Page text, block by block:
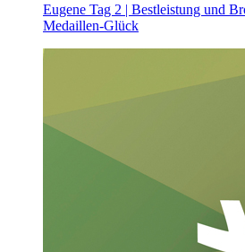
Eugene Tag 2 | Bestleistung und
Medaillen-Glück